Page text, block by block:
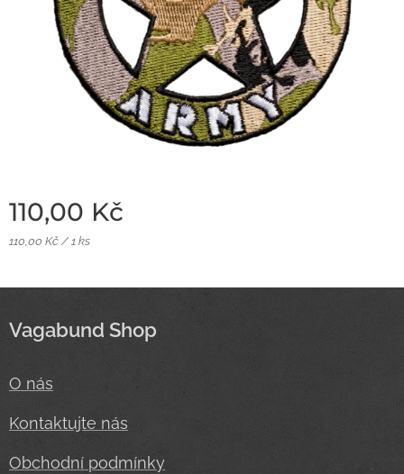
110,00 Kč
110,00 Kč / 1 ks
Vagabund Shop
O nás
Kontaktujte nás
Obchodní podmínky